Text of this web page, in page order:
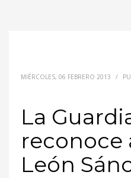
MIÉRCOLES, 06 FEBRERO 2013 /
La
reconoce
León